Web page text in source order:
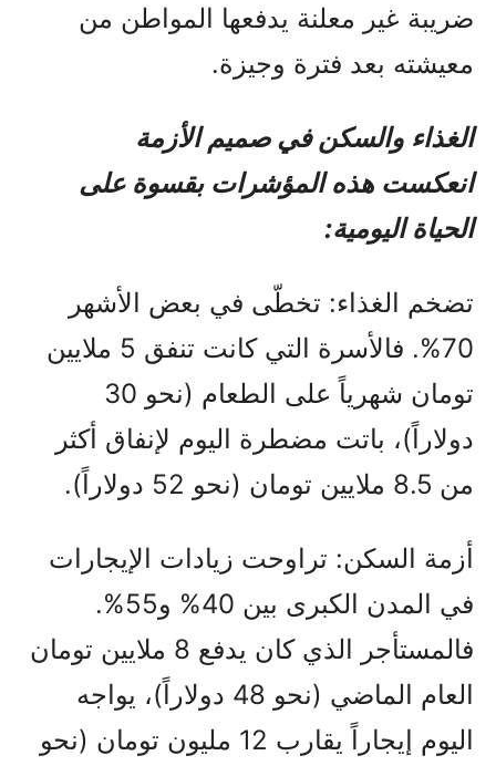
ضريبة غير معلنة يدفعها المواطن من
معيشته بعد فترة وجيزة.
الغذاء والسكن في صميم الأزمة
انعكست هذه المؤشرات بقسوة على
الحياة اليومية:
تضخم الغذاء: تخطّى في بعض الأشهر
70%. فالأسرة التي كانت تنفق 5 ملايين
تومان شهرياً على الطعام (نحو 30
دولاراً)، باتت مضطرة اليوم لإنفاق أكثر
من 8.5 ملايين تومان (نحو 52 دولاراً).
أزمة السكن: تراوحت زيادات الإيجارات
في المدن الكبرى بين 40% و55%.
فالمستأجر الذي كان يدفع 8 ملايين تومان
العام الماضي (نحو 48 دولاراً)، يواجه
اليوم إيجاراً يقارب 12 مليون تومان (نحو